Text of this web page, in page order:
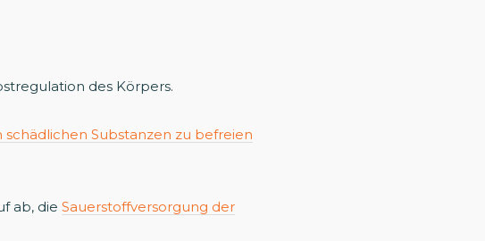
des Körpers.
schädlichen Substanzen zu befreien
ab, die Sauerstoffversorgung der